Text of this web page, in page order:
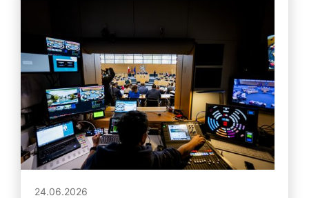
24.06.2026